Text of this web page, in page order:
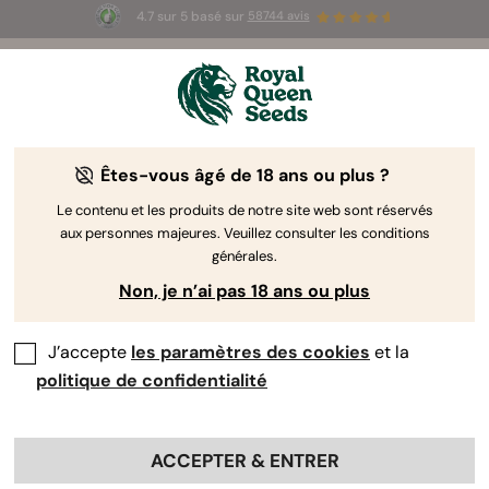
4.7 sur 5 basé sur 58744 avis
3 graines White Widow AutoGRATUITES pour les
Auteur RQS :Entrepreneuse et journaliste spécialiste du
cannabis
Marguerite Arnold
J’écris sur : Légalisation, cannabis
médical, blockchain
Profils professionnels :
Marguerite Arnold
Êtes-vous âgé de 18 ans ou plus ?
Le contenu et les produits de notre site web sont réservés
aux personnes majeures. Veuillez consulter les conditions
générales.
Non, je n’ai pas 18 ans ou plus
J’accepte les paramètres des cookies et la
politique de confidentialité
ACCEPTER & ENTRER